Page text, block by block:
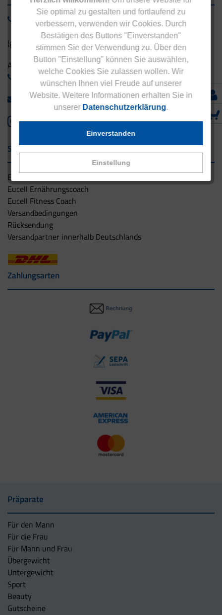
Sie optimal zu gestalten und fortlaufend zu
verbessern, verwenden wir Cookies. Durch
Bestätigen des Buttons "Einverstanden"
stimmen Sie der Verwendung zu. Über den
Button "Einstellung" können Sie auswählen,
welche Cookies Sie zulassen wollen. Wir
wünschen Ihnen viel Freude auf unserer
Website. Weitere Informationen erhalten Sie in
unserer Datenschutzerklärung.
Einstellung
Einverstanden
0800 - 1 38 23 55
(gebührenfrei aus Deutschland)
Ausland:
+49 - 5042 940 660
info@eucell.de
Service & Versand
Eucell Gesundheitsservice
Eucell Ernährungscoach
Eucell Fitness Coach
Versandbedingungen
Rücksendung
Versandpartner innerhalb Deutschlands
Zahlungsarten
Präparate
Für den Mann
Für die Frau
Für Mann und Frau
Übergewicht
Untergewicht
Sport
Beauty
Gutscheine